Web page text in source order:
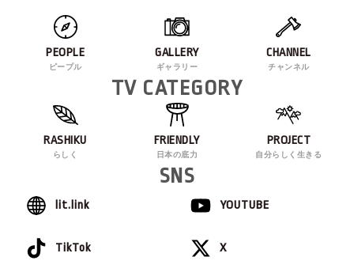
PEOPLE
ピープル
GALLERY
ギャラリー
CHANNEL
チャンネル
TV CATEGORY
RASHIKU
らしく
FRIENDLY
日本の底力
PROJECT
自分らしく生きる
SNS
lit.link YOUTUBE
TikTok X